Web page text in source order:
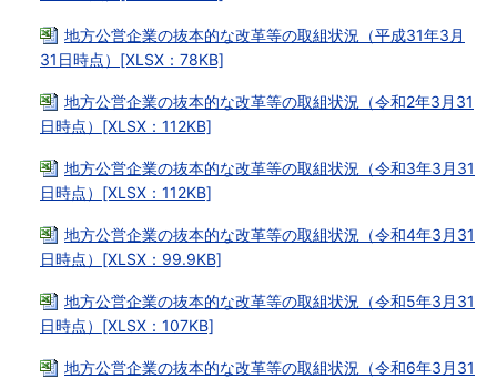
地方公営企業の抜本的な改革等の取組状況（平成31年3月
31日時点）[XLSX：78KB]
地方公営企業の抜本的な改革等の取組状況（令和2年3月31
日時点）[XLSX：112KB]
地方公営企業の抜本的な改革等の取組状況（令和3年3月31
日時点）[XLSX：112KB]
地方公営企業の抜本的な改革等の取組状況（令和4年3月31
日時点）[XLSX：99.9KB]
地方公営企業の抜本的な改革等の取組状況（令和5年3月31
日時点）[XLSX：107KB]
地方公営企業の抜本的な改革等の取組状況（令和6年3月31